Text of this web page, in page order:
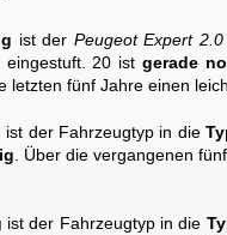
ist der Peugeot Expert 2.0
eingestuft. 20 istgerade
letzten fünf Jahre einen
ist der Fahrzeugtyp in die
. Über die vergangenen
ist der Fahrzeugtyp in die